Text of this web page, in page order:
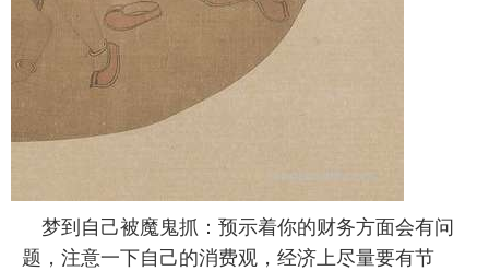
梦到自己被魔鬼抓：预示着你的财务方面会有问
题，注意一下自己的消费观，经济上尽量要有节